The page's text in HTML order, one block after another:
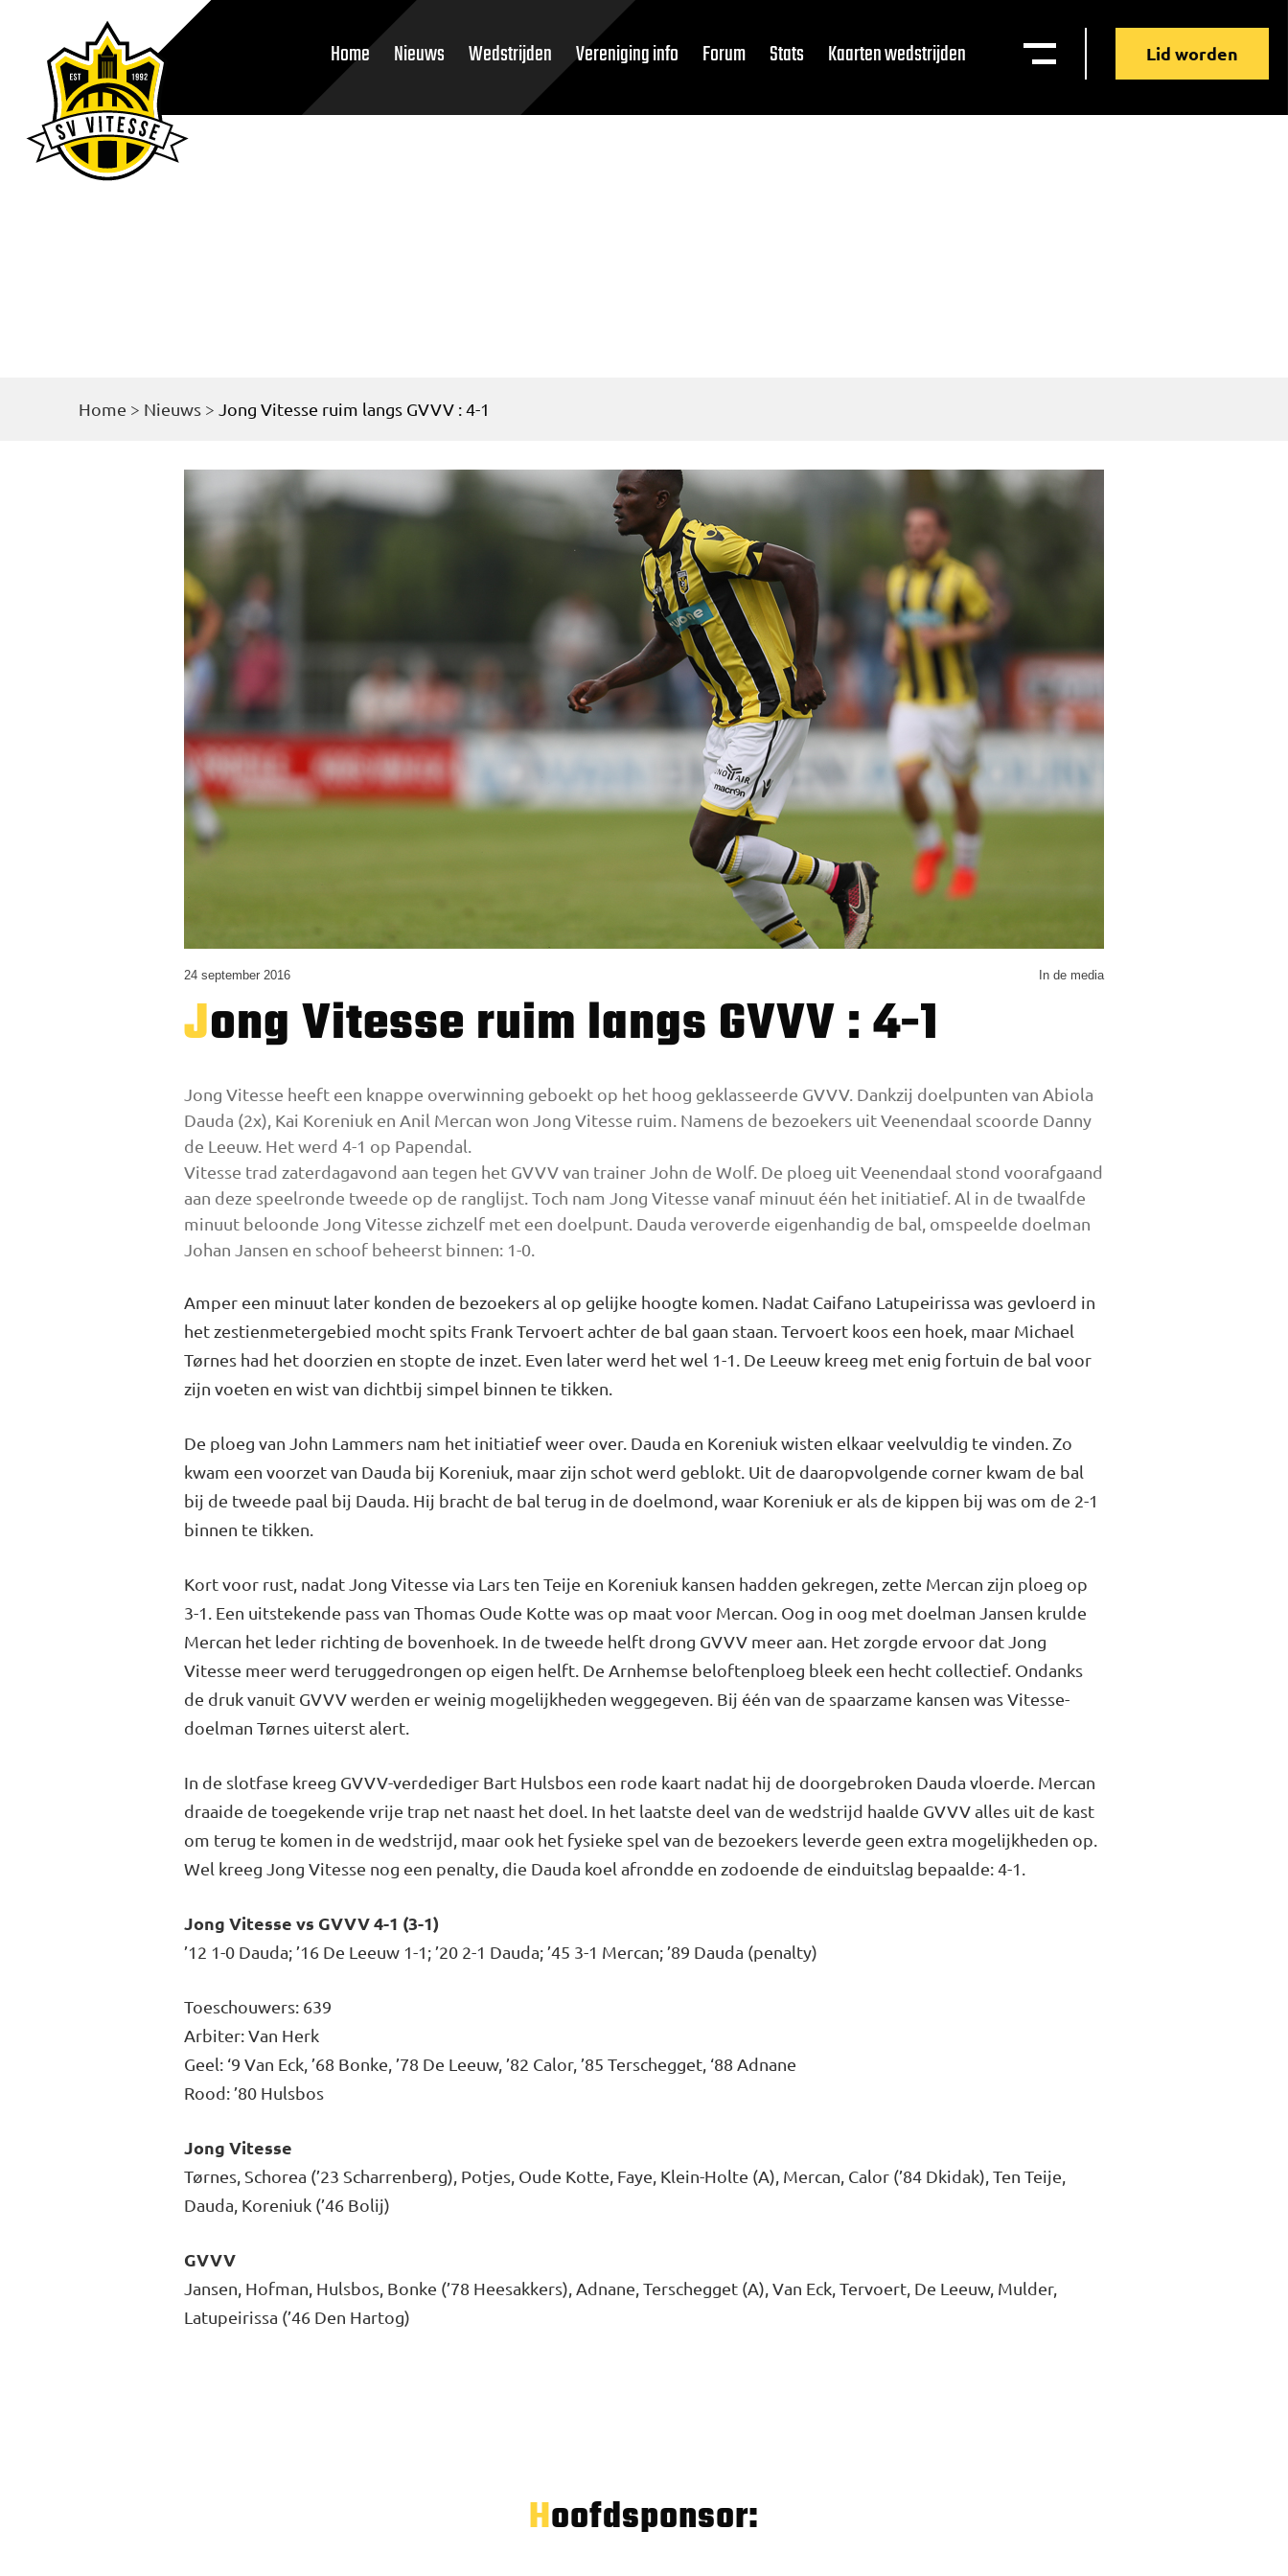
Home Nieuws Wedstrijden Vereniging info Forum Stats Kaarten wedstrijden Lid worden
Home > Nieuws > Jong Vitesse ruim langs GVVV : 4-1
24 september 2016 In de media
Jong Vitesse ruim langs GVVV : 4-1
Jong Vitesse heeft een knappe overwinning geboekt op het hoog geklasseerde GVVV. Dankzij doelpunten van Abiola
Dauda (2x), Kai Koreniuk en Anil Mercan won Jong Vitesse ruim. Namens de bezoekers uit Veenendaal scoorde Danny
de Leeuw. Het werd 4-1 op Papendal.
Vitesse trad zaterdagavond aan tegen het GVVV van trainer John de Wolf. De ploeg uit Veenendaal stond voorafgaand
aan deze speelronde tweede op de ranglijst. Toch nam Jong Vitesse vanaf minuut één het initiatief. Al in de twaalfde
minuut beloonde Jong Vitesse zichzelf met een doelpunt. Dauda veroverde eigenhandig de bal, omspeelde doelman
Johan Jansen en schoof beheerst binnen: 1-0.
Amper een minuut later konden de bezoekers al op gelijke hoogte komen. Nadat Caifano Latupeirissa was gevloerd in
het zestienmetergebied mocht spits Frank Tervoert achter de bal gaan staan. Tervoert koos een hoek, maar Michael
Tørnes had het doorzien en stopte de inzet. Even later werd het wel 1-1. De Leeuw kreeg met enig fortuin de bal voor
zijn voeten en wist van dichtbij simpel binnen te tikken.
De ploeg van John Lammers nam het initiatief weer over. Dauda en Koreniuk wisten elkaar veelvuldig te vinden. Zo
kwam een voorzet van Dauda bij Koreniuk, maar zijn schot werd geblokt. Uit de daaropvolgende corner kwam de bal
bij de tweede paal bij Dauda. Hij bracht de bal terug in de doelmond, waar Koreniuk er als de kippen bij was om de 2-1
binnen te tikken.
Kort voor rust, nadat Jong Vitesse via Lars ten Teije en Koreniuk kansen hadden gekregen, zette Mercan zijn ploeg op
3-1. Een uitstekende pass van Thomas Oude Kotte was op maat voor Mercan. Oog in oog met doelman Jansen krulde
Mercan het leder richting de bovenhoek. In de tweede helft drong GVVV meer aan. Het zorgde ervoor dat Jong
Vitesse meer werd teruggedrongen op eigen helft. De Arnhemse beloftenploeg bleek een hecht collectief. Ondanks
de druk vanuit GVVV werden er weinig mogelijkheden weggegeven. Bij één van de spaarzame kansen was Vitesse-
doelman Tørnes uiterst alert.
In de slotfase kreeg GVVV-verdediger Bart Hulsbos een rode kaart nadat hij de doorgebroken Dauda vloerde. Mercan
draaide de toegekende vrije trap net naast het doel. In het laatste deel van de wedstrijd haalde GVVV alles uit de kast
om terug te komen in de wedstrijd, maar ook het fysieke spel van de bezoekers leverde geen extra mogelijkheden op.
Wel kreeg Jong Vitesse nog een penalty, die Dauda koel afrondde en zodoende de einduitslag bepaalde: 4-1.
Jong Vitesse vs GVVV 4-1 (3-1)
’12 1-0 Dauda; ’16 De Leeuw 1-1; ’20 2-1 Dauda; ’45 3-1 Mercan; ’89 Dauda (penalty)
Toeschouwers: 639
Arbiter: Van Herk
Geel: ‘9 Van Eck, ’68 Bonke, ’78 De Leeuw, ’82 Calor, ’85 Terschegget, ‘88 Adnane
Rood: ’80 Hulsbos
Jong Vitesse
Tørnes, Schorea (’23 Scharrenberg), Potjes, Oude Kotte, Faye, Klein-Holte (A), Mercan, Calor (’84 Dkidak), Ten Teije,
Dauda, Koreniuk (’46 Bolij)
GVVV
Jansen, Hofman, Hulsbos, Bonke (’78 Heesakkers), Adnane, Terschegget (A), Van Eck, Tervoert, De Leeuw, Mulder,
Latupeirissa (’46 Den Hartog)
Hoofdsponsor: